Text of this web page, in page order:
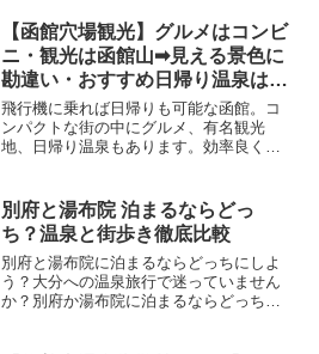
ーズな予約方法が好評です。ミネラルウ
ォーターの無料配布も嬉しいポイントで
す。
【函館穴場観光】グルメはコンビ
ニ・観光は函館山➡見える景色に
勘違い・おすすめ日帰り温泉は路
面電車に乗って行こう
飛行機に乗れば日帰りも可能な函館。コ
ンパクトな街の中にグルメ、有名観光
地、日帰り温泉もあります。効率良く回
ネーも使えて、坂を上っていく路面電車
に揺られ、ノスタルジックな旅はいかが
でしょうか。
別府と湯布院 泊まるならどっ
ち？温泉と街歩き徹底比較
別府と湯布院に泊まるならどっちにしよ
う？大分への温泉旅行で迷っていません
か？別府か湯布院に泊まるならどっちが